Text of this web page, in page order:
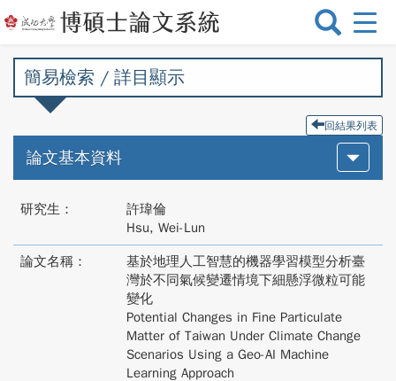
選
切
簡易檢索 / 詳目顯示
回結果列表
論文基本資料
研究生：
許瑋倫
Hsu, Wei-Lun
論文名稱：
基於地理人工智慧的機器學習模型分析臺
灣於不同氣候變遷情境下細懸浮微粒可能
變化
Potential Changes in Fine Particulate
Matter of Taiwan Under Climate Change
Scenarios Using a Geo-AI Machine
Learning Approach